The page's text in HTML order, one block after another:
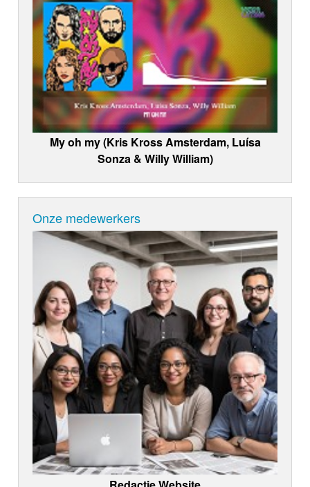
My oh my (Kris Kross Amsterdam, Luísa
Sonza & Willy William)
Onze medewerkers